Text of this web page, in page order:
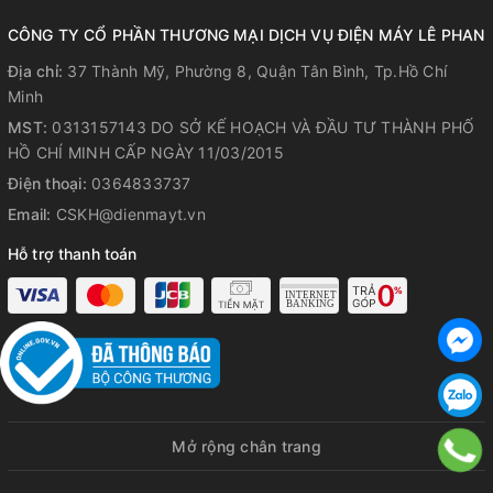
Lồng và thân quạtHatari IQ25M1được làm
CÔNG TY CỔ PHẦN THƯƠNG MẠI DỊCH VỤ ĐIỆN MÁY LÊ PHAN
Địa chỉ: 37 Thành Mỹ, Phường 8, Quận Tân Bình, Tp.Hồ Chí
Minh
MST: 0313157143 DO SỞ KẾ HOẠCH VÀ ĐẦU TƯ THÀNH PHỐ
HỒ CHÍ MINH CẤP NGÀY 11/03/2015
Điện thoại: 0364833737
Email: CSKH@dienmayt.vn
Hỗ trợ thanh toán
Mở rộng chân trang